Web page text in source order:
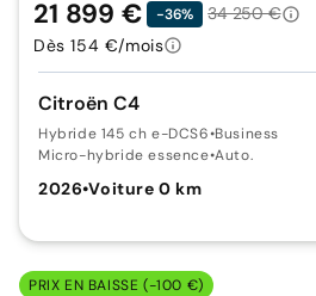
Citroën C4
Hybride 145 ch e-DCS6•Business
Micro-hybride essence•Auto.
2026•Voiture 0 km
21 899 € -36%
34 250 €
Dès 154 €/mois
PRIX EN BAISSE (-100 €)